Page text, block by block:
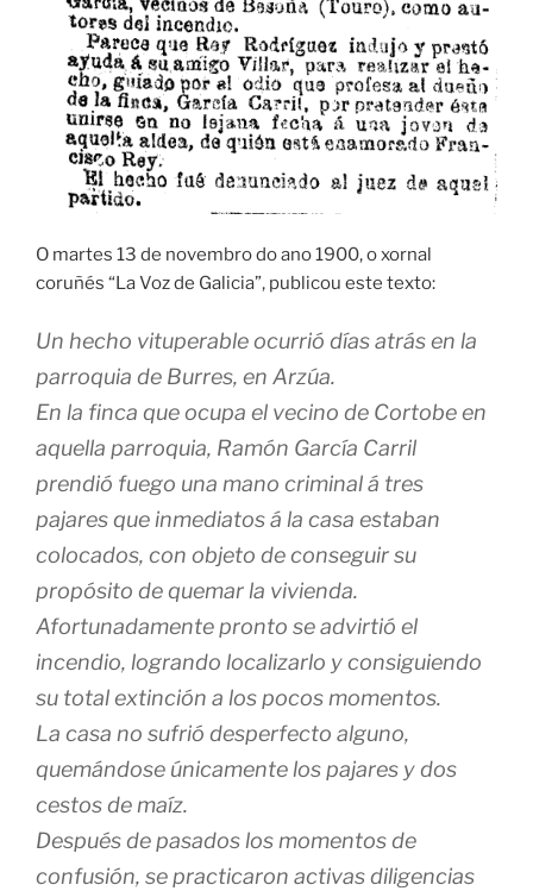
O martes 13 de novembro do ano 1900, o xornal
coruñés “La Voz de Galicia”, publicou este texto:
Un hecho vituperable ocurrió días atrás en la
parroquia de Burres, en Arzúa.
En la finca que ocupa el vecino de Cortobe en
aquella parroquia, Ramón García Carril
prendió fuego una mano criminal á tres
pajares que inmediatos á la casa estaban
colocados, con objeto de conseguir su
propósito de quemar la vivienda.
Afortunadamente pronto se advirtió el
incendio, logrando localizarlo y consiguiendo
su total extinción a los pocos momentos.
La casa no sufrió desperfecto alguno,
quemándose únicamente los pajares y dos
cestos de maíz.
Después de pasados los momentos de
confusión, se practicaron activas diligencias